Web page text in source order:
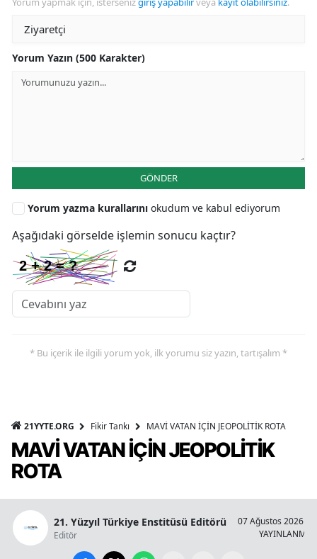
Yorum Yazın (500 Karakter)
GÖNDER
Yorum yazma kurallarını okudum ve kabul ediyorum
Aşağıdaki görselde işlemin sonucu kaçtır?
* Bu içerik ile ilgili yorum yok, ilk yorumu siz yazın, tartışalım *
21YYTE.ORG Fikir Tankı MAVİ VATAN İÇİN JEOPOLİTİK ROTA
MAVİ VATAN İÇİN JEOPOLİTİK
ROTA
21. Yüzyıl Türkiye Enstitüsü Editörü
Editör
07 Ağustos 2026 -
YAYINLANMA